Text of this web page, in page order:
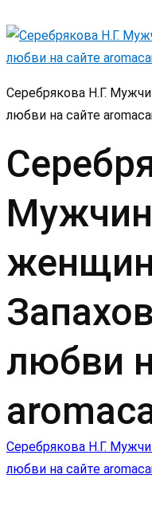
Серебрякова Н.Г.
любви на сайте
любви
Серебрякова Н.Г.
любви на сайте